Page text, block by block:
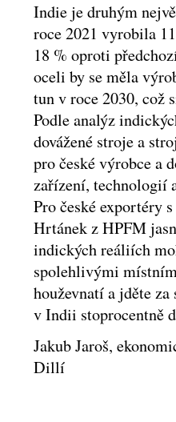
Indie je druhým
roce 2021 vyrobila
18 % oproti
oceli by se měla
tun v roce 2030, což
Podle analýz
dovážené stroje a
pro české výrobce a
zařízení, technologií
Pro české exportéry
Hrtánek z HPFM
indických reáliích
spolehlivými
houževnatí a jděte
v Indii stoprocentně
Jakub Jaroš,
Dillí